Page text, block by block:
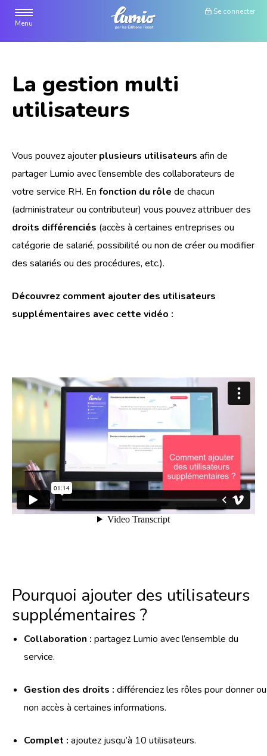
Menu
Fonctionnalités
Documents
Se connecter
La gestion multi
utilisateurs
Vous pouvez ajouter plusieurs utilisateurs afin de
partager Lumio avec l’ensemble des collaborateurs de
votre service RH. En fonction du rôle de chacun
(administrateur ou contributeur) vous pouvez attribuer des
droits différenciés (accès à certaines entreprises ou
catégorie de salarié, possibilité ou non de créer ou modifier
des salariés ou des procédures, etc.).
Découvrez comment ajouter des utilisateurs
supplémentaires avec cette vidéo :
Pourquoi ajouter des utilisateurs
supplémentaires ?
Collaboration : partagez Lumio avec l’ensemble du
service.
Gestion des droits : différenciez les rôles pour donner ou
non accès à certaines informations.
Complet : ajoutez jusqu’à 10 utilisateurs.